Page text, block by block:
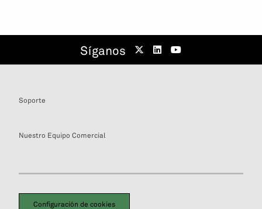
Síganos
Soporte
Nuestro Equipo Comercial
Configuración de cookies